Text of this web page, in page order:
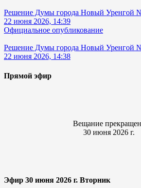
Решение Думы города Новый Уренгой
22 июня 2026, 14:39
Официальное опубликование
Решение Думы города Новый Уренгой
22 июня 2026, 14:38
Прямой эфир
Вещание
30 июня 2026 г.
Эфир 30 июня 2026 г. Вторник